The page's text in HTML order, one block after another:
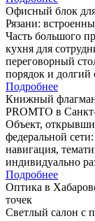
Офисный блок
Рязани:
Часть большого
кухня для
переговорный
порядок и долгий
Подробнее
Книжный
PROMTO в
Объект,
федеральной
навигация,
индивидуально
Подробнее
Оптика в
точек
Светлый салон с